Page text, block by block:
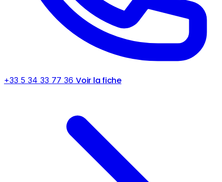
+33 5 34 33 77 36 Voir la fiche